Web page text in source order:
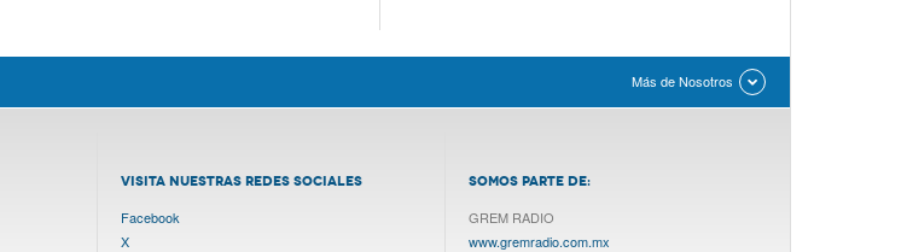
Más de Nosotros
VISITA NUESTRAS REDES SOCIALES
Facebook
X
SOMOS PARTE DE:
GREM RADIO
www.gremradio.com.mx